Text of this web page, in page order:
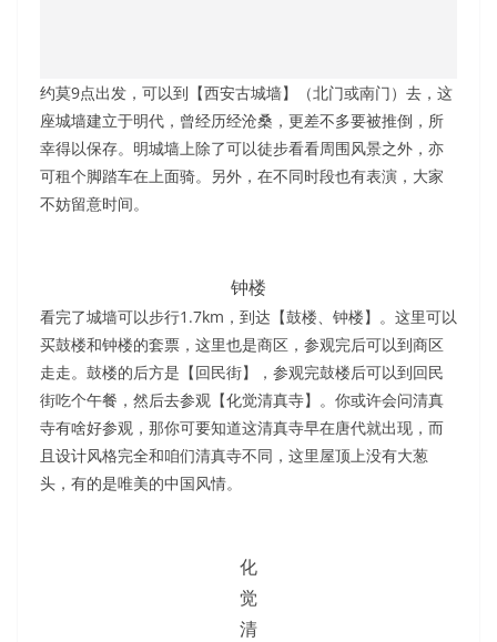
约莫9点出发，可以到【西安古城墙】（北门或南门）去，这
座城墙建立于明代，曾经历经沧桑，更差不多要被推倒，所
幸得以保存。明城墙上除了可以徒步看看周围风景之外，亦
可租个脚踏车在上面骑。另外，在不同时段也有表演，大家
不妨留意时间。
钟楼
看完了城墙可以步行1.7km，到达【鼓楼、钟楼】。这里可以
买鼓楼和钟楼的套票，这里也是商区，参观完后可以到商区
走走。鼓楼的后方是【回民街】，参观完鼓楼后可以到回民
街吃个午餐，然后去参观【化觉清真寺】。你或许会问清真
寺有啥好参观，那你可要知道这清真寺早在唐代就出现，而
且设计风格完全和咱们清真寺不同，这里屋顶上没有大葱
头，有的是唯美的中国风情。
化
觉
清